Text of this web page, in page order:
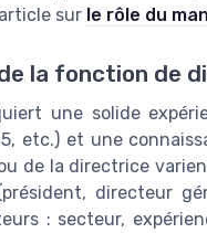
sur le rôle du
la fonction de
une solide
etc.) et une
de la directrice
directeur
: secteur,